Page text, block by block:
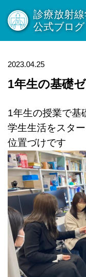
診療放射
公式ブログ
2023.04.25
1年生の基礎ゼ
1年生の授業で基
学生生活をスタ
位置づけです